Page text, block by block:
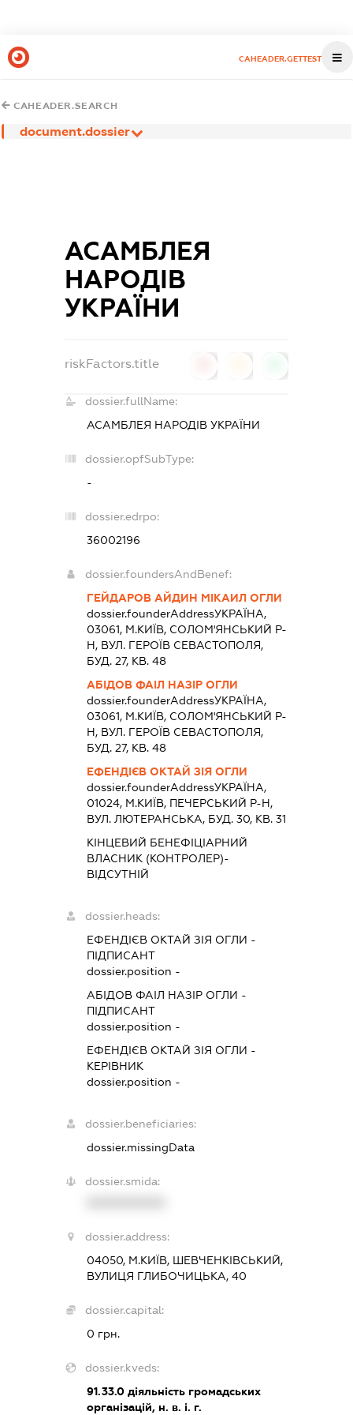
CAHEADER.GETTEST
CAHEADER.SEARCH
document.dossier
АСАМБЛЕЯ
НАРОДІВ
УКРАЇНИ
riskFactors.title
dossier.fullName:
АСАМБЛЕЯ НАРОДІВ УКРАЇНИ
dossier.opfSubType:
-
dossier.edrpo:
36002196
dossier.foundersAndBenef:
ГЕЙДАРОВ АЙДИН МІКАИЛ ОГЛИ
dossier.founderAddressУКРАЇНА,
03061, М.КИЇВ, СОЛОМ'ЯНСЬКИЙ Р-
Н, ВУЛ. ГЕРОЇВ СЕВАСТОПОЛЯ,
БУД. 27, КВ. 48
АБІДОВ ФАІЛ НАЗІР ОГЛИ
dossier.founderAddressУКРАЇНА,
03061, М.КИЇВ, СОЛОМ'ЯНСЬКИЙ Р-
Н, ВУЛ. ГЕРОЇВ СЕВАСТОПОЛЯ,
БУД. 27, КВ. 48
ЕФЕНДІЄВ ОКТАЙ ЗІЯ ОГЛИ
dossier.founderAddressУКРАЇНА,
01024, М.КИЇВ, ПЕЧЕРСЬКИЙ Р-Н,
ВУЛ. ЛЮТЕРАНСЬКА, БУД. 30, КВ. 31
КІНЦЕВИЙ БЕНЕФІЦІАРНИЙ
ВЛАСНИК (КОНТРОЛЕР)-
ВІДСУТНІЙ
dossier.heads:
ЕФЕНДІЄВ ОКТАЙ ЗІЯ ОГЛИ -
ПІДПИСАНТ
dossier.position -
АБІДОВ ФАІЛ НАЗІР ОГЛИ -
ПІДПИСАНТ
dossier.position -
ЕФЕНДІЄВ ОКТАЙ ЗІЯ ОГЛИ -
КЕРІВНИК
dossier.position -
dossier.beneficiaries:
dossier.missingData
dossier.smida:
dossier.address:
04050, М.КИЇВ, ШЕВЧЕНКІВСЬКИЙ,
ВУЛИЦЯ ГЛИБОЧИЦЬКА, 40
dossier.capital:
0 грн.
dossier.kveds:
91.33.0 діяльність громадських
організацій, н. в. і. г.